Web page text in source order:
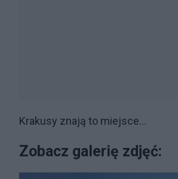
Krakusy znają to miejsce...
Zobacz galerię zdjęć: